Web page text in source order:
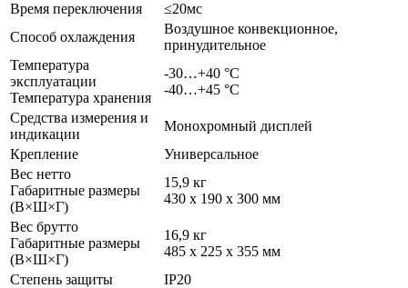
Время переключения
≤20мс
Способ охлаждения
Воздушное конвекционное,
принудительное
Температура
эксплуатации
Температура хранения
-30…+40 °С
-40…+45 °С
Средства измерения и
индикации
Монохромный дисплей
Крепление
Универсальное
Вес нетто
Габаритные размеры
(В×Ш×Г)
15,9 кг
430 х 190 х 300 мм
Вес брутто
Габаритные размеры
(В×Ш×Г)
16,9 кг
485 х 225 х 355 мм
Степень защиты
IP20